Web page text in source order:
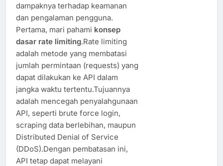
dampaknya terhadap keamanan
dan pengalaman pengguna.
Pertama, mari pahami konsep
dasar rate limiting.Rate limiting
adalah metode yang membatasi
jumlah permintaan (requests) yang
dapat dilakukan ke API dalam
jangka waktu tertentu.Tujuannya
adalah mencegah penyalahgunaan
API, seperti brute force login,
scraping data berlebihan, maupun
Distributed Denial of Service
(DDoS).Dengan pembatasan ini,
API tetap dapat melayani